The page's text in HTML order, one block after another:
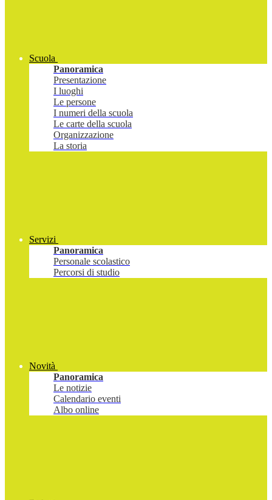
Scuola
Panoramica
Presentazione
I luoghi
Le persone
I numeri della scuola
Le carte della scuola
Organizzazione
La storia
Servizi
Panoramica
Personale scolastico
Percorsi di studio
Novità
Panoramica
Le notizie
Calendario eventi
Albo online